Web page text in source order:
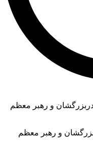
و رهبر معظم